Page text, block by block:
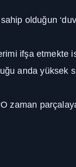
olduğun
ifşa etmekte
anda yüksek
zaman